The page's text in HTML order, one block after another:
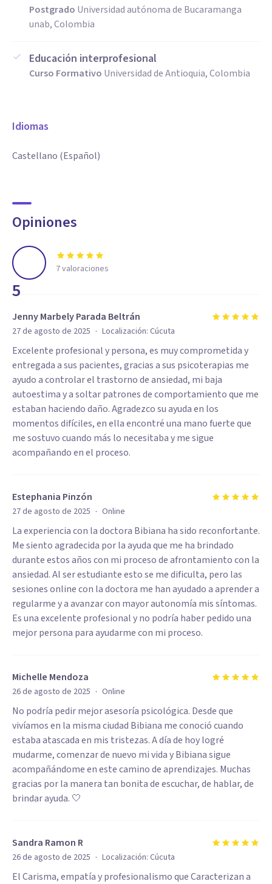
Postgrado Universidad autónoma de Bucaramanga
unab, Colombia
Educación interprofesional
Curso Formativo Universidad de Antioquia, Colombia
Idiomas
Castellano (Español)
Opiniones
5
7valoraciones
Jenny Marbely Parada Beltrán
27 de agosto de 2025 · Localización: Cúcuta
Excelente profesional y persona, es muy comprometida y
entregada a sus pacientes, gracias a sus psicoterapias me
ayudo a controlar el trastorno de ansiedad, mi baja
autoestima y a soltar patrones de comportamiento que me
estaban haciendo daño. Agradezco su ayuda en los
momentos difíciles, en ella encontré una mano fuerte que
me sostuvo cuando más lo necesitaba y me sigue
acompañando en el proceso.
Estephania Pinzón
27 de agosto de 2025 · Online
La experiencia con la doctora Bibiana ha sido reconfortante.
Me siento agradecida por la ayuda que me ha brindado
durante estos años con mi proceso de afrontamiento con la
ansiedad. Al ser estudiante esto se me dificulta, pero las
sesiones online con la doctora me han ayudado a aprender a
regularme y a avanzar con mayor autonomía mis síntomas.
Es una excelente profesional y no podría haber pedido una
mejor persona para ayudarme con mi proceso.
Michelle Mendoza
26 de agosto de 2025 · Online
No podría pedir mejor asesoría psicológica. Desde que
vivíamos en la misma ciudad Bibiana me conoció cuando
estaba atascada en mis tristezas. A día de hoy logré
mudarme, comenzar de nuevo mi vida y Bibiana sigue
acompañándome en este camino de aprendizajes. Muchas
gracias por la manera tan bonita de escuchar, de hablar, de
brindar ayuda. 🤍
Sandra Ramon R
26 de agosto de 2025 · Localización: Cúcuta
El Carisma, empatía y profesionalismo que Caracterizan a